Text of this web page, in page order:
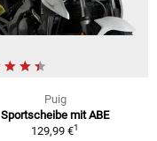
Puig
Sportscheibe mit ABE
129,99 €1